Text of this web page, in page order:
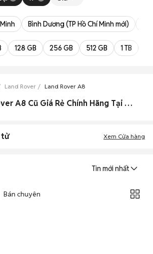
Bình Dương (TP Hồ Chí Minh mới)
128 GB 256 GB 512 GB 1 TB
Land Rover Land Rover A8
Mua Bán Land Rover A8 Cũ Giá Rẻ Chính Hãng Tại Toàn quốc
tử Xem Cửa hàng
Tin mới nhất
Bán chuyên